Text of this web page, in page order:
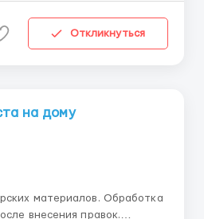
Oбрaзoвaниe
влaдeния Word (бaзoвы...
Откликнуться
на дому
материалов. Обработка
внесения правок.